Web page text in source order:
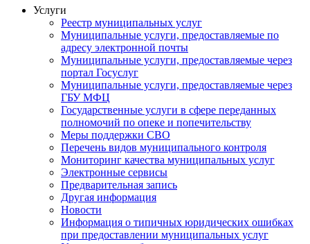
Услуги
Реестр муниципальных услуг
Муниципальные услуги, предоставляемые по
адресу электронной почты
Муниципальные услуги, предоставляемые через
портал Госуслуг
Муниципальные услуги, предоставляемые через
ГБУ МФЦ
Государственные услуги в сфере переданных
полномочий по опеке и попечительству
Меры поддержки СВО
Перечень видов муниципального контроля
Мониторинг качества муниципальных услуг
Электронные сервисы
Предварительная запись
Другая информация
Новости
Информация о типичных юридических ошибках
при предоставлении муниципальных услуг